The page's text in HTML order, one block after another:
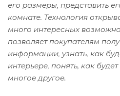
его размеры, представить
комнате. Технология
много интересных
позволяет покупателям
информации, узнать, как
интерьере, понять, как
многое другое.